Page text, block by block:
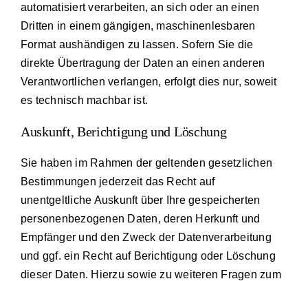
automatisiert verarbeiten, an sich oder an einen
Dritten in einem gängigen, maschinenlesbaren
Format aushändigen zu lassen. Sofern Sie die
direkte Übertragung der Daten an einen anderen
Verantwortlichen verlangen, erfolgt dies nur, soweit
es technisch machbar ist.
Auskunft, Berichtigung und Löschung
Sie haben im Rahmen der geltenden gesetzlichen
Bestimmungen jederzeit das Recht auf
unentgeltliche Auskunft über Ihre gespeicherten
personenbezogenen Daten, deren Herkunft und
Empfänger und den Zweck der Datenverarbeitung
und ggf. ein Recht auf Berichtigung oder Löschung
dieser Daten. Hierzu sowie zu weiteren Fragen zum